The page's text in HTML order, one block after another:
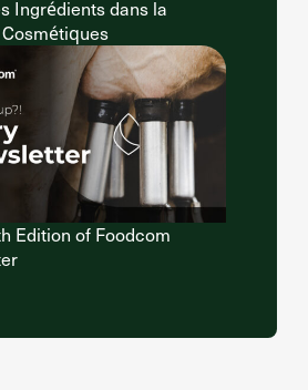
Ingrédients dans la
Edition of Foodcom